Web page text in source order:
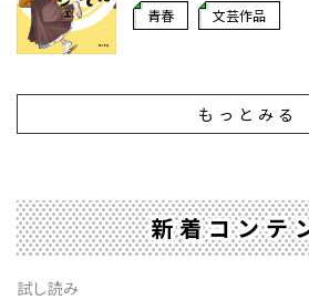
青春 文芸作品
もっとみる
新着コンテ
試し読み